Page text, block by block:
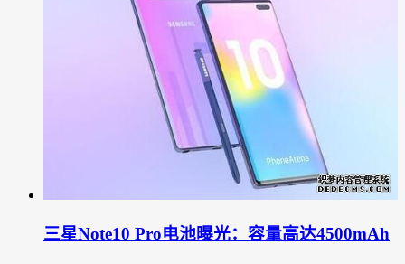
三星Note10 Pro电池曝光：容量高达4500mAh